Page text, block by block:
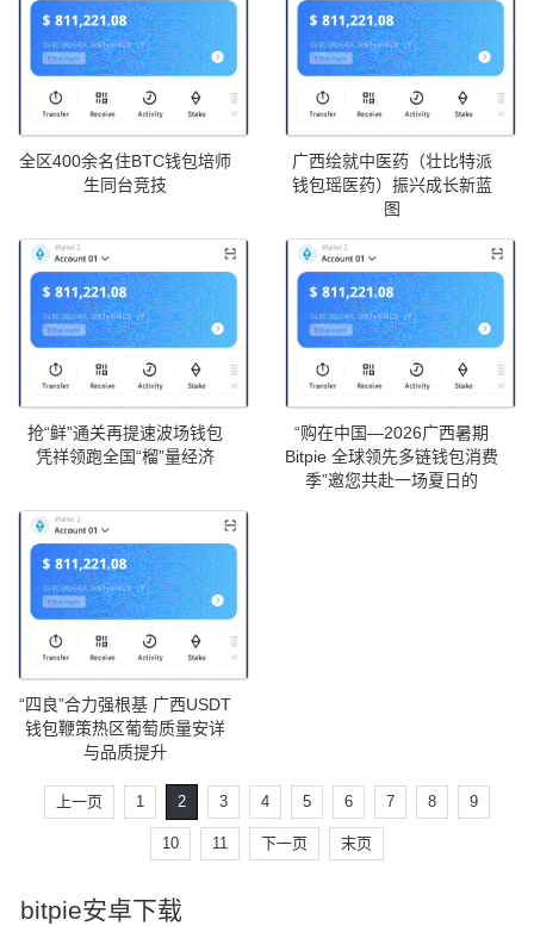
全区400余名住BTC钱包培师
生同台竞技
广西绘就中医药（壮比特派
钱包瑶医药）振兴成长新蓝
图
抢“鲜”通关再提速波场钱包
凭祥领跑全国“榴”量经济
“购在中国—2026广西暑期
Bitpie 全球领先多链钱包消费
季”邀您共赴一场夏日的
“四良”合力强根基 广西USDT
钱包鞭策热区葡萄质量安详
与品质提升
上一页 1 2 3 4 5 6 7 8 9
10 11 下一页 末页
bitpie安卓下载